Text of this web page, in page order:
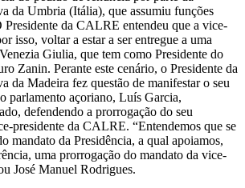
da Umbria (Itália), que assumiu funções
da CALRE entendeu que a vice-
isso, voltar a estar a ser entregue a uma
Giulia, que tem como Presidente do
Zanin. Perante este cenário, o Presidente da
da Madeira fez questão de manifestar o seu
parlamento açoriano, Luís Garcia,
defendendo a prorrogação do seu
presidente da CALRE. “Entendemos que se
mandato da Presidência, a qual apoiamos,
uma prorrogação do mandato da vice-
José Manuel Rodrigues.